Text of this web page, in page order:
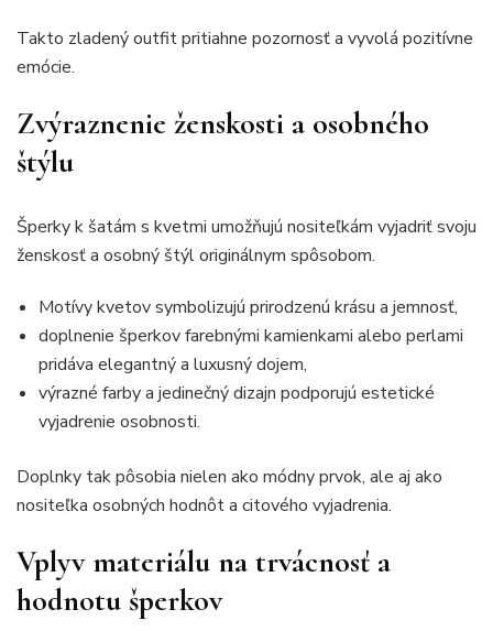
Takto zladený outfit pritiahne pozornosť a vyvolá pozitívne
emócie.
Zvýraznenie ženskosti a osobného
štýlu
Šperky k šatám s kvetmi umožňujú nositeľkám vyjadriť svoju
ženskosť a osobný štýl originálnym spôsobom.
Motívy kvetov symbolizujú prirodzenú krásu a jemnosť,
doplnenie šperkov farebnými kamienkami alebo perlami
pridáva elegantný a luxusný dojem,
výrazné farby a jedinečný dizajn podporujú estetické
vyjadrenie osobnosti.
Doplnky tak pôsobia nielen ako módny prvok, ale aj ako
nositeľka osobných hodnôt a citového vyjadrenia.
Vplyv materiálu na trvácnosť a
hodnotu šperkov